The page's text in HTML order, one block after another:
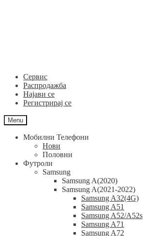
Сервис
Распродажба
Најави се
Регистрирај се
Menu
Мобилни Телефони
Нови
Половни
Футроли
Samsung
Samsung A(2020)
Samsung A(2021-2022)
Samsung A32(4G)
Samsung A51
Samsung A52/A52s
Samsung A71
Samsung A72